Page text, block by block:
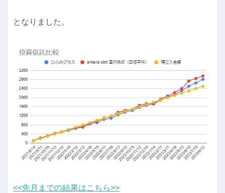
となりました。
<<先月までの結果はこちら>>